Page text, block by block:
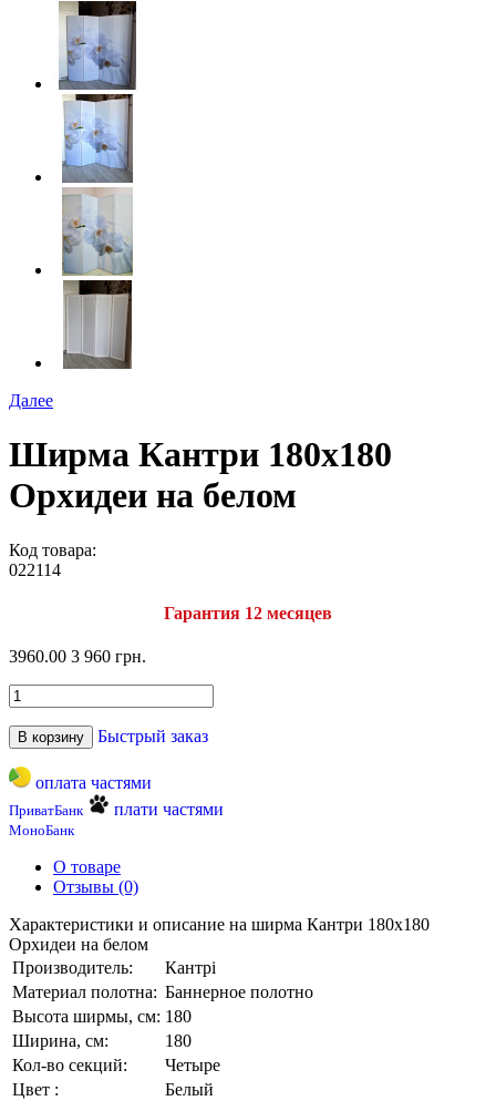
Далее
Ширма Кантри 180х180
Орхидеи на белом
Код товара:
022114
Гарантия 12 месяцев
3960.00 3 960 грн.
В корзину Быстрый заказ
оплата частями
ПриватБанк плати частями
МоноБанк
О товаре
Отзывы (0)
Характеристики и описание на ширма Кантри 180х180
Орхидеи на белом
Производитель:
Кантрі
Материал полотна: Баннерное полотно
Высота ширмы, см: 180
Ширина, см:
180
Кол-во секций:
Четыре
Цвет :
Белый